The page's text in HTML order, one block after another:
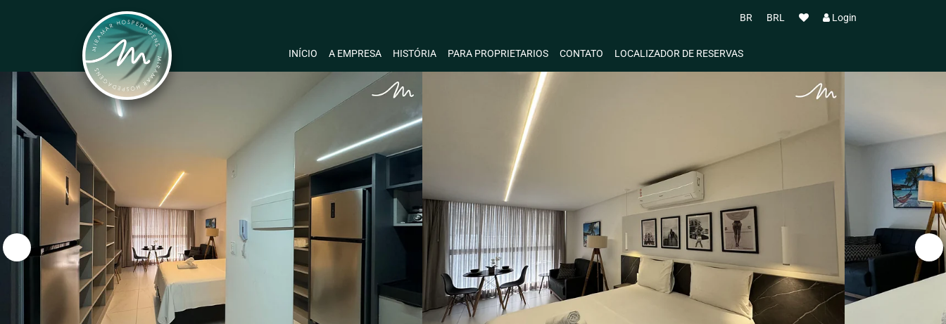
BR BRL Login
INÍCIO A EMPRESA HISTÓRIA PARA PROPRIETARIOS CONTATO LOCALIZADOR DE RESERVAS